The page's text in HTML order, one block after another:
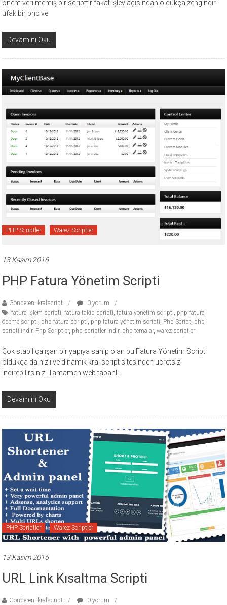
önem verilmemiş bir scripttir fakat işlev açısından oldukça zengindir
ufak bir php ve
Devamını Oku
PHP Scriptler Warez Scriptler
13 Kasım 2016
PHP Fatura Yönetim Scripti
Gönderen: kralscript
0 yorum
fatura işlem scripti,fatura takip scripti,fatura yönetim scripti, php fatura
ödeme scripti, php fatura scripti, php fatura yönetim scripti, Php Script, php
scripti indir, Php Scriptler, php scriptler indir, php temalar,warez scriptler
Çok stabil çalışan bir yapıya sahip olan bu Fatura Yönetim Scripti
oldukça da hızlı ve dinamik kral script sitesinden ücretsiz
indirebilirsiniz. Tamamen web tabanlı
Devamını Oku
PHP Scriptler Warez Scriptler
13 Kasım 2016
URL Link Kısaltma Scripti
Gönderen: kralscript
0 yorum